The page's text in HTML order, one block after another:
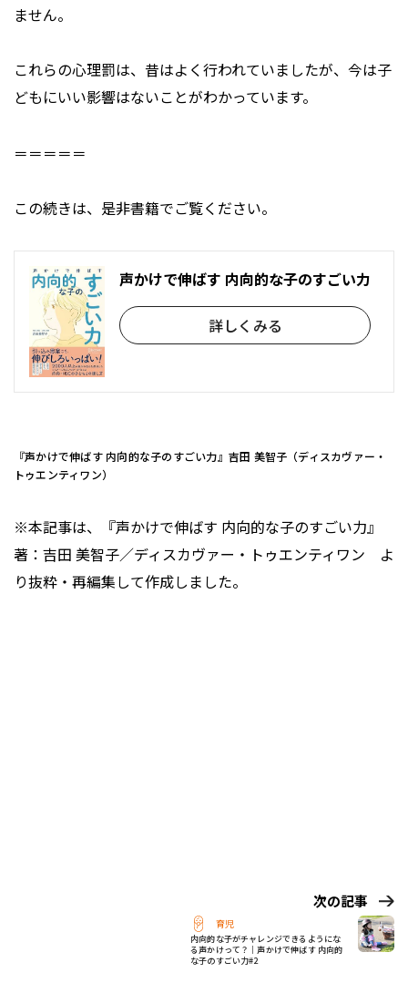
ません。
これらの心理罰は、昔はよく行われていましたが、今は子
どもにいい影響はないことがわかっています。
＝＝＝＝＝
この続きは、是非書籍でご覧ください。
声かけで伸ばす 内向的な子のすごい力
詳しくみる
『声かけで伸ばす 内向的な子のすごい力』吉田 美智子（ディスカヴァー・
トゥエンティワン）
※本記事は、『声かけで伸ばす 内向的な子のすごい力』
著：吉田 美智子／ディスカヴァー・トゥエンティワン よ
り抜粋・再編集して作成しました。
次の記事
育児
内向的な子がチャレンジできるようにな
る声かけって？｜声かけで伸ばす 内向的
な子のすごい力#2